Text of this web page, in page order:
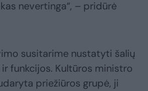
nevertinga“, – pridūrė
susitarime nustatyti šalių
funkcijos. Kultūros ministro
priežiūros grupė, ji